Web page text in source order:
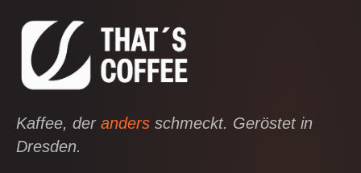
Kaffee, der anders schmeckt. Geröstet in
Dresden.